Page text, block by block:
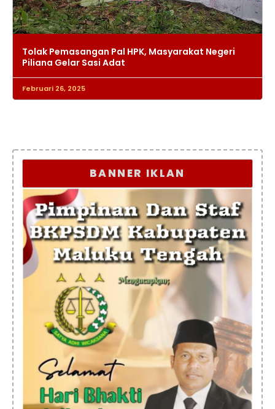
Tolak Pemasangan Pal HPK, Masyarakat Negeri
Piliana Gelar Sasi Adat
Februari 26, 2025
BANNER IKLAN